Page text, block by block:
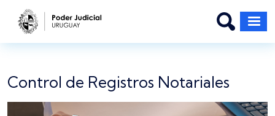
Pasar al contenido principal
Control de Registros Notariales
Imagen